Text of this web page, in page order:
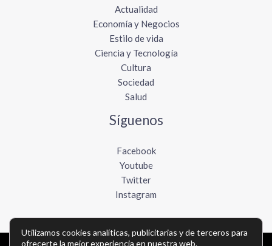
Actualidad
Economía y Negocios
Estilo de vida
Ciencia y Tecnología
Cultura
Sociedad
Salud
Síguenos
Facebook
Youtube
Twitter
Instagram
Utilizamos cookies analíticas, publicitarias y de terceros para
ofrecerte la mejor experiencia en nuestra web.